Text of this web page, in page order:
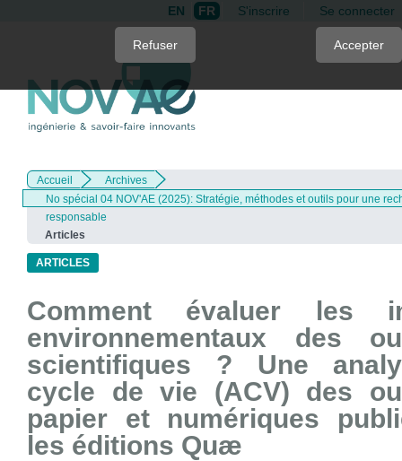
page
content
Navigation
Main
Content
Sidebar
EN FR S'inscrire Se connecter
Accueil
Archives
No spécial 04 NOV'AE (2025): Stratégie, méthodes et outils pour une
responsable
Articles
ARTICLES
Comment évaluer les
environnementaux des
scientifiques ? Une
cycle de vie (ACV) des
papier et numériques
les éditions Quæ
Refuser Accepter